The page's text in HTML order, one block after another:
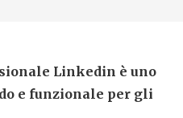
Linkedin è uno
e funzionale per gli